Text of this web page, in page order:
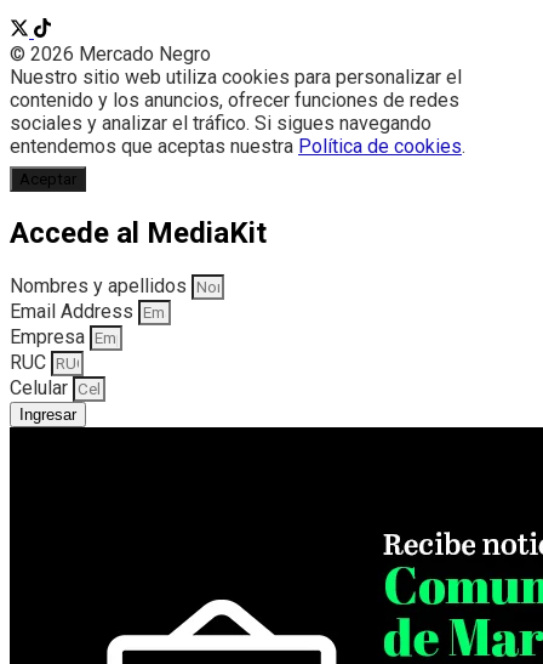
© 2026 Mercado Negro
Nuestro sitio web utiliza cookies para personalizar el
contenido y los anuncios, ofrecer funciones de redes
sociales y analizar el tráfico. Si sigues navegando
entendemos que aceptas nuestra Política de cookies.
Aceptar
Accede al MediaKit
Nombres y apellidos
Email Address
Empresa
RUC
Celular
Ingresar